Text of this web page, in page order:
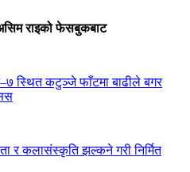
राइको फेसबुकबाट
स्थित कटुञ्जे फाँटमा बाढीले बगर
र कलासंस्कृति झल्कने गरी निर्मित